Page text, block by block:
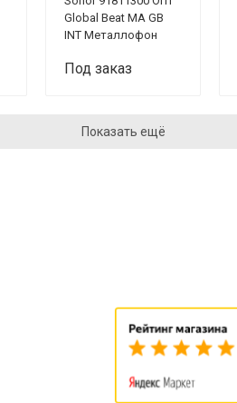
Global Beat MA GB
INT Металлофон
Под заказ
Показать ещё